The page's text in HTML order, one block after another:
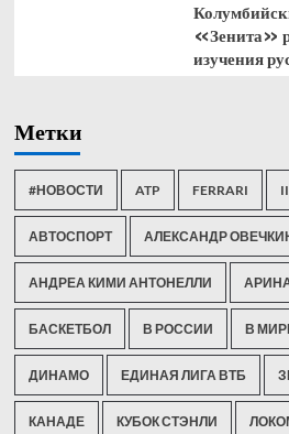
«Зенита»
изучения
Метки
#НОВОСТИ ATP FERRARI
АВТОСПОРТ АЛЕКСАНДР
АНДРЕА КИМИ АНТОНЕЛЛИ
БАСКЕТБОЛ В РОССИИ В
ДИНАМО ЕДИНАЯ ЛИГА ВТБ
КАНАДЕ КУБОК СТЭНЛИ